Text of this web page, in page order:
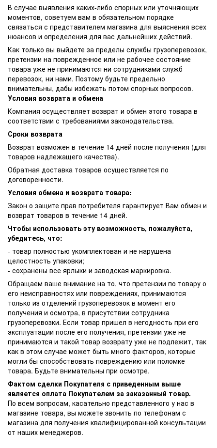
В случае выявления каких-либо спорных или уточняющих
моментов, советуем вам в обязательном порядке
связаться с представителем магазина для выяснения всех
нюансов и определения для вас дальнейших действий.
Как только вы выйдете за пределы службы грузоперевозок,
претензии на поврежденное или не рабочее состояние
товара уже не принимаются ни сотрудниками служб
перевозок, ни нами. Поэтому будьте предельно
внимательны, дабы избежать потом спорных вопросов.
Условия возврата и обмена
Компания осуществляет возврат и обмен этого товара в
соответствии с требованиями законодательства.
Сроки возврата
Возврат возможен в течение 14 дней после получения (для
товаров надлежащего качества).
Обратная доставка товаров осуществляется по
договоренности.
Условия обмена и возврата товара:
Закон о защите прав потребителя гарантирует Вам обмен и
возврат товаров в течение 14 дней.
Чтобы использовать эту возможность, пожалуйста,
убедитесь, что:
- товар полностью укомплектован и не нарушена
целостность упаковки;
- сохранены все ярлыки и заводская маркировка.
Обращаем ваше внимание на то, что претензии по товару о
его неисправностях или повреждениях, принимаются
только из отделений грузоперевозок в момент его
получения и осмотра, в присутствии сотрудника
грузоперевозки. Если товар пришел в негодность при его
эксплуатации после его получения, претензии уже не
принимаются и такой товар возврату уже не подлежит, так
как в этом случае может быть много факторов, которые
могли бы способствовать повреждению или поломке
товара. Будьте внимательны при осмотре.
Фактом сделки Покупателя с приведенным выше
является оплата Покупателем за заказанный товар.
По всем вопросам, касательно представленного у нас в
магазине товара, вы можете звонить по телефонам с
магазина для получения квалифицированной консультации
от наших менеджеров.